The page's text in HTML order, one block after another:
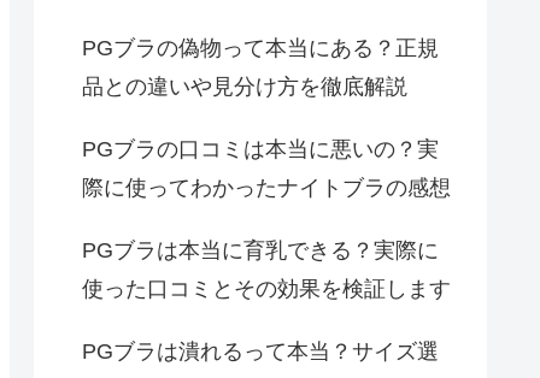
PGブラの偽物って本当にある？正規
品との違いや見分け方を徹底解説
PGブラの口コミは本当に悪いの？実
際に使ってわかったナイトブラの感想
PGブラは本当に育乳できる？実際に
使った口コミとその効果を検証します
PGブラは潰れるって本当？サイズ選